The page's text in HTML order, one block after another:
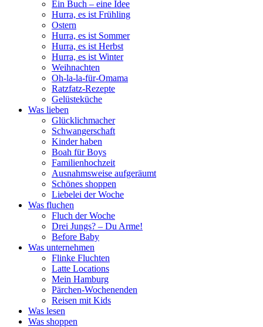
Ein Buch – eine Idee
Hurra, es ist Frühling
Ostern
Hurra, es ist Sommer
Hurra, es ist Herbst
Hurra, es ist Winter
Weihnachten
Oh-la-la-für-Omama
Ratzfatz-Rezepte
Gelüsteküche
Was lieben
Glücklichmacher
Schwangerschaft
Kinder haben
Boah für Boys
Familienhochzeit
Ausnahmsweise aufgeräumt
Schönes shoppen
Liebelei der Woche
Was fluchen
Fluch der Woche
Drei Jungs? – Du Arme!
Before Baby
Was unternehmen
Flinke Fluchten
Latte Locations
Mein Hamburg
Pärchen-Wochenenden
Reisen mit Kids
Was lesen
Was shoppen